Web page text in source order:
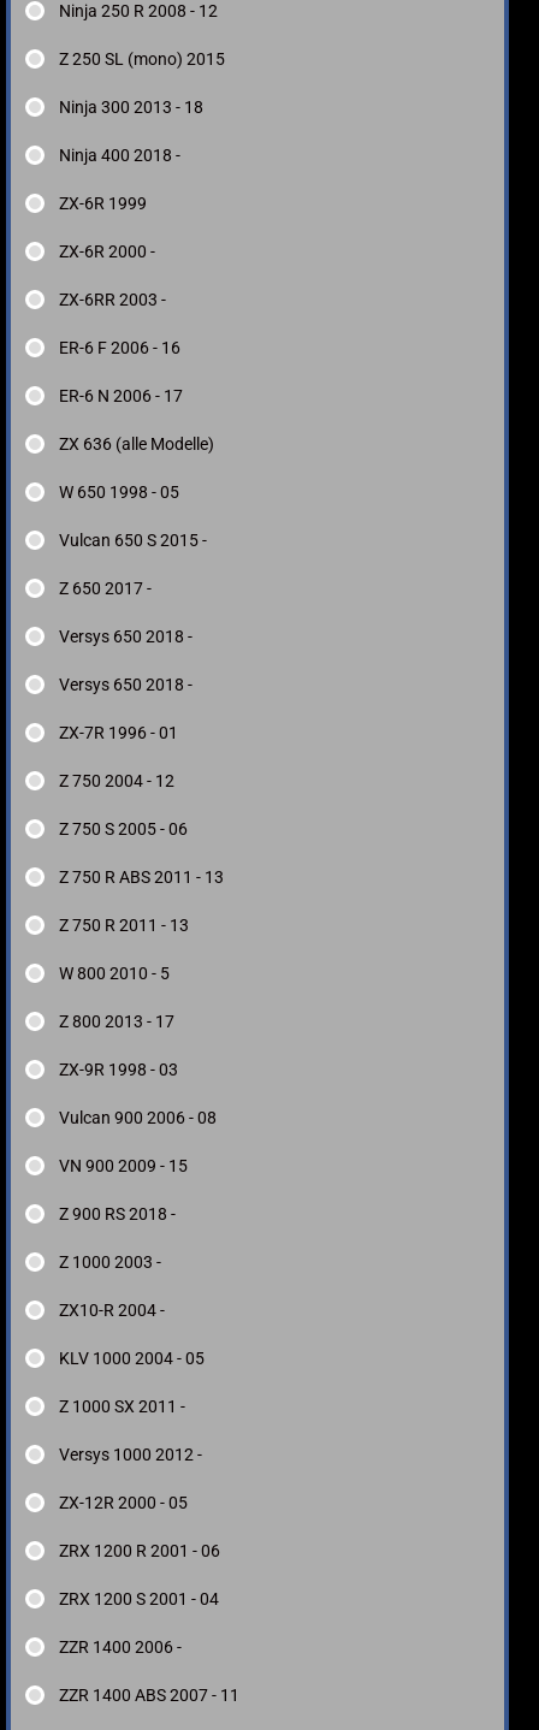
Ninja 250 R 2008 - 12
Z 250 SL (mono) 2015
Ninja 300 2013 - 18
Ninja 400 2018 -
ZX-6R 1999
ZX-6R 2000 -
ZX-6RR 2003 -
ER-6 F 2006 - 16
ER-6 N 2006 - 17
ZX 636 (alle Modelle)
W 650 1998 - 05
Vulcan 650 S 2015 -
Z 650 2017 -
Versys 650 2018 -
Versys 650 2018 -
ZX-7R 1996 - 01
Z 750 2004 - 12
Z 750 S 2005 - 06
Z 750 R ABS 2011 - 13
Z 750 R 2011 - 13
W 800 2010 - 5
Z 800 2013 - 17
ZX-9R 1998 - 03
Vulcan 900 2006 - 08
VN 900 2009 - 15
Z 900 RS 2018 -
Z 1000 2003 -
ZX10-R 2004 -
KLV 1000 2004 - 05
Z 1000 SX 2011 -
Versys 1000 2012 -
ZX-12R 2000 - 05
ZRX 1200 R 2001 - 06
ZRX 1200 S 2001 - 04
ZZR 1400 2006 -
ZZR 1400 ABS 2007 - 11